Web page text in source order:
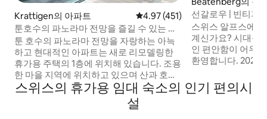
Krattigen의 아파트 평점 4.97점(5점 만점), 후기 451
4.97 (451)
툰호수의 파노라마 전망을 즐길 수 있는 현
대적인 숙소
툰 호수의 파노라마 전망을 자랑하는 아늑
하고 현대적인 아파트는 새로 리모델링한
휴가용 주택의 1층에 위치해 있습니다. 조용
한 마을 지역에 위치하고 있으며 산과 호수
로 떠나는 여행의 출발점이 됩니다. 4명에
게 이상적입니다. 테라스에서 호수 전망을
즐길 수 있으며, 2개의 의자가 마련되어 있
선갈로우 | 빈티지
샬레
스위스 알프스에
계신가요? 시대를
인 편안함이 어우
환영합니다. 2024년에 새롭게 리모델링한
공간, 레이크 툰,
맥의 전망을 감상
스위스의 휴가용 임대 숙소의 인기 편의시
설